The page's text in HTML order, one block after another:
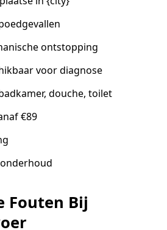
ontstopping
voor diagnose
douche, toilet
€89
Fouten Bij